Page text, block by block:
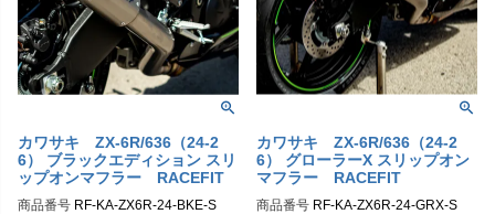
カワサキ ZX-6R/636（24-2
6） ブラックエディション スリ
ップオンマフラー RACEFIT
商品番号 RF-KA-ZX6R-24-BKE-S
カワサキ ZX-6R/636（24-2
6） グローラーX スリップオン
マフラー RACEFIT
商品番号 RF-KA-ZX6R-24-GRX-S